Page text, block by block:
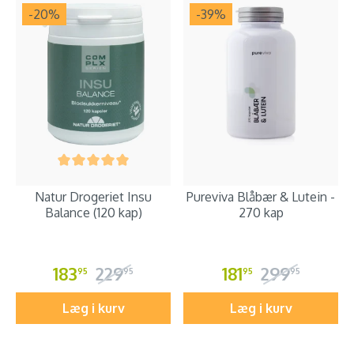
-20%
Natur Drogeriet Insu
Balance (120 kap)
18395 22995
Læg i kurv
-39%
Pureviva Blåbær & Lutein -
270 kap
18195 29995
Læg i kurv